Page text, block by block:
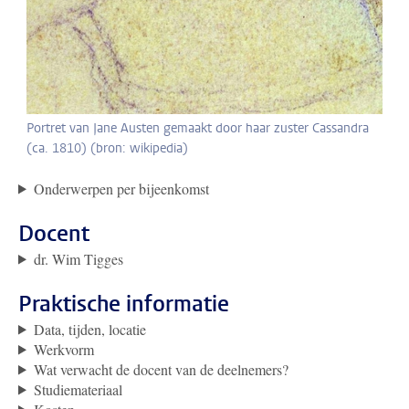
Portret van Jane Austen gemaakt door haar zuster Cassandra
(ca. 1810) (bron: wikipedia)
Onderwerpen per bijeenkomst
Docent
dr. Wim Tigges
Praktische informatie
Data, tijden, locatie
Werkvorm
Wat verwacht de docent van de deelnemers?
Studiemateriaal